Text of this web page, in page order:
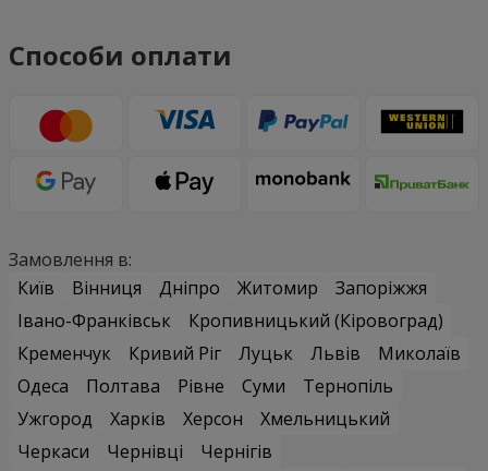
Способи оплати
Замовлення в:
Київ
Вінниця Дніпро Житомир
Запоріжжя
Івано-Франківськ
Кропивницький (Кіровоград)
Кременчук
Кривий Ріг Луцьк Львів
Миколаїв
Одеса
Полтава Рівне Суми
Тернопіль
Ужгород
Харків Херсон
Хмельницький
Черкаси
Чернівці
Чернігів